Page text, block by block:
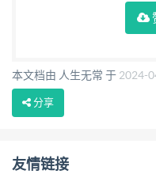
本文档由 人生无常 于 2024-
分享
友情链接